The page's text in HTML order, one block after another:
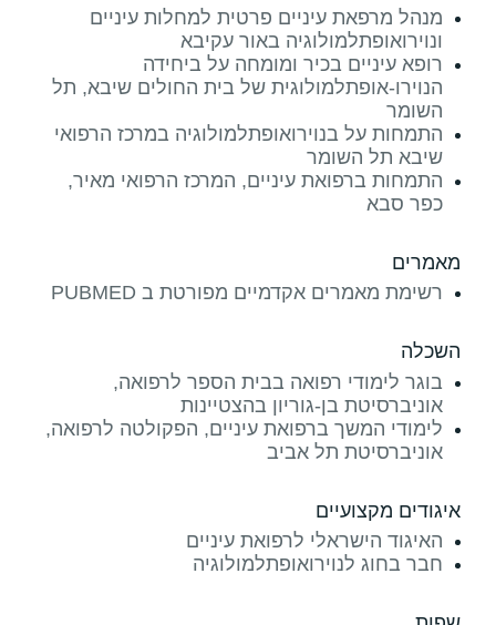
מנהל מרפאת עיניים פרטית למחלות עיניים
ונוירואופתלמולוגיה באור עקיבא
רופא עיניים בכיר ומומחה על ביחידה
הנוירו-אופתלמולוגית של בית החולים שיבא, תל
השומר
התמחות על בנוירואופתלמולוגיה במרכז הרפואי
שיבא תל השומר
התמחות ברפואת עיניים, המרכז הרפואי מאיר,
כפר סבא
מאמרים
רשימת מאמרים אקדמיים מפורטת ב PUBMED
השכלה
בוגר לימודי רפואה בבית הספר לרפואה,
אוניברסיטת בן-גוריון בהצטיינות
לימודי המשך ברפואת עיניים, הפקולטה לרפואה,
אוניברסיטת תל אביב
איגודים מקצועיים
האיגוד הישראלי לרפואת עיניים
חבר בחוג לנוירואופתלמולוגיה